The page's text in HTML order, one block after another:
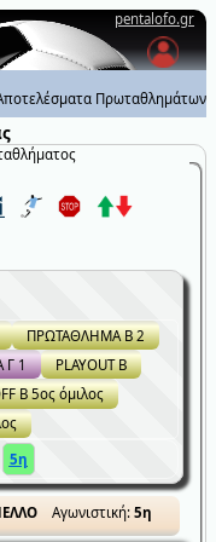
pentalofo.gr
Πρωταθλημάτων
ΠΡΩΤΑΘΛΗΜΑ Β 2
Γ 1
PLAYOUT Β
Β 5ος όμιλος
5η
Αγωνιστική: 5η